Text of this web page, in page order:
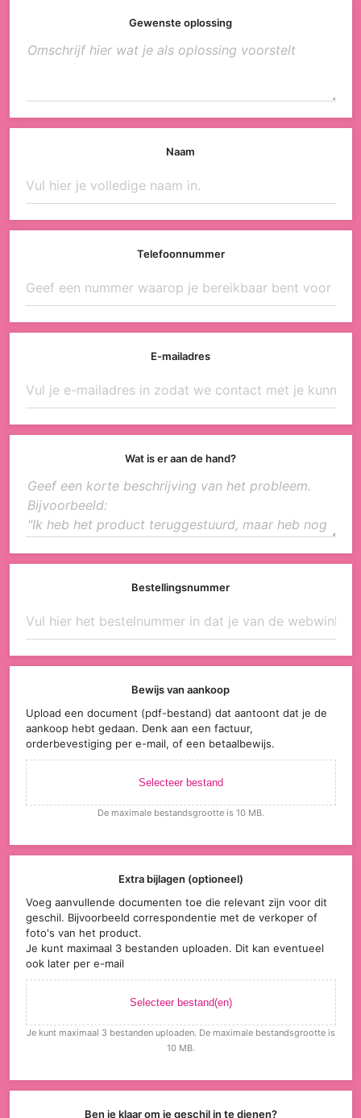
Gewenste oplossing
Naam
Telefoonnummer
E-mailadres
Wat is er aan de hand?
Bestellingsnummer
Bewijs van aankoop
Upload een document (pdf-bestand) dat aantoont dat je de
aankoop hebt gedaan. Denk aan een factuur,
orderbevestiging per e-mail, of een betaalbewijs.
Selecteer bestand
De maximale bestandsgrootte is 10 MB.
Extra bijlagen (optioneel)
Voeg aanvullende documenten toe die relevant zijn voor dit
geschil. Bijvoorbeeld correspondentie met de verkoper of
foto's van het product.
Je kunt maximaal 3 bestanden uploaden. Dit kan eventueel
ook later per e-mail
Selecteer bestand(en)
Je kunt maximaal 3 bestanden uploaden. De maximale bestandsgrootte is
10 MB.
Ben je klaar om je geschil in te dienen?